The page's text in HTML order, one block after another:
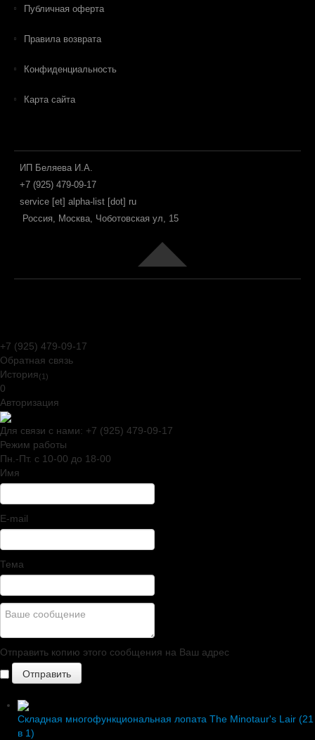
Публичная оферта
Правила возврата
Конфиденциальность
Карта сайта
ИП Беляева И.А.
+7 (925) 479-09-17
service [et] alpha-list [dot] ru
Россия, Москва, Чоботовская ул, 15
+7 (925) 479-09-17
Обратная связь
История(1)
0
Авторизация
Для связи с нами: +7 (925) 479-09-17
Режим работы
Пн.-Пт. c 10-00 до 18-00
Имя
E-mail
Тема
Отправить копию этого сообщения на Ваш адрес
Складная многофункциональная лопата The Minotaur's Lair (21
в 1)